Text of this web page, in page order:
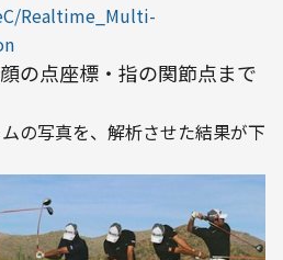
Realtime_Multi-
の点座標・指の関節点まで
の写真を、解析させた結果が下